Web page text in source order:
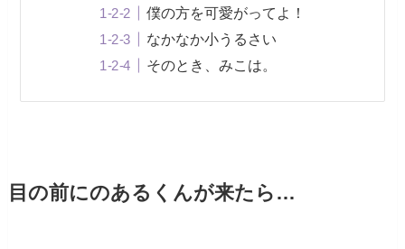
僕の方を可愛がってよ！
なかなか小うるさい
そのとき、みこは。
目の前にのあるくんが来たら…